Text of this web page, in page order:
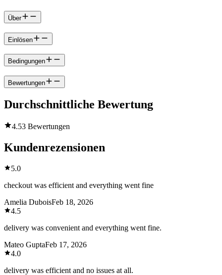
Über
Einlösen
Bedingungen
Bewertungen
Durchschnittliche Bewertung
4.53 Bewertungen
Kundenrezensionen
5.0
checkout was efficient and everything went fine
Amelia DuboisFeb 18, 2026
4.5
delivery was convenient and everything went fine.
Mateo GuptaFeb 17, 2026
4.0
delivery was efficient and no issues at all.